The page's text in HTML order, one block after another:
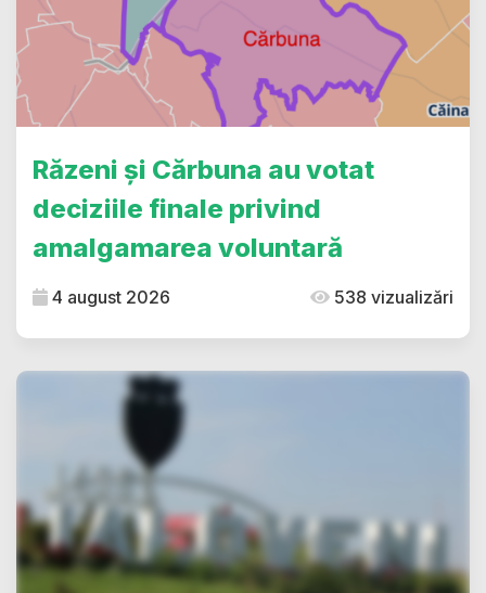
Răzeni și Cărbuna au votat
deciziile finale privind
amalgamarea voluntară
4 august 2026 538 vizualizări